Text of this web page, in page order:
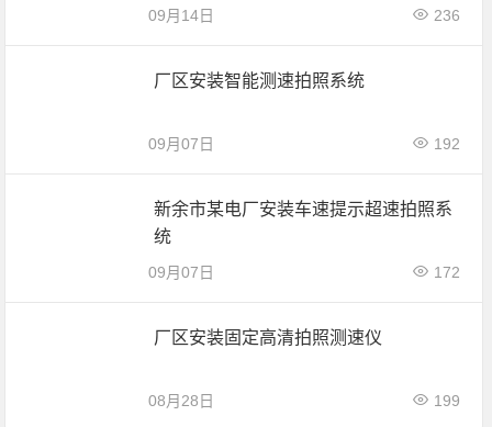
09月14日 236
厂区安装智能测速拍照系统
09月07日 192
新余市某电厂安装车速提示超速拍照系
统
09月07日 172
厂区安装固定高清拍照测速仪
08月28日 199